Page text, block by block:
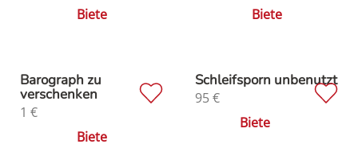
Biete
Biete
Barograph zu
verschenken
1 €
Biete
Schleifsporn unbenutzt
95€
Biete